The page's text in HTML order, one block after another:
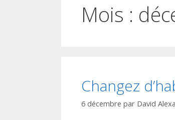
Mois :
Changez
6 décembre par David